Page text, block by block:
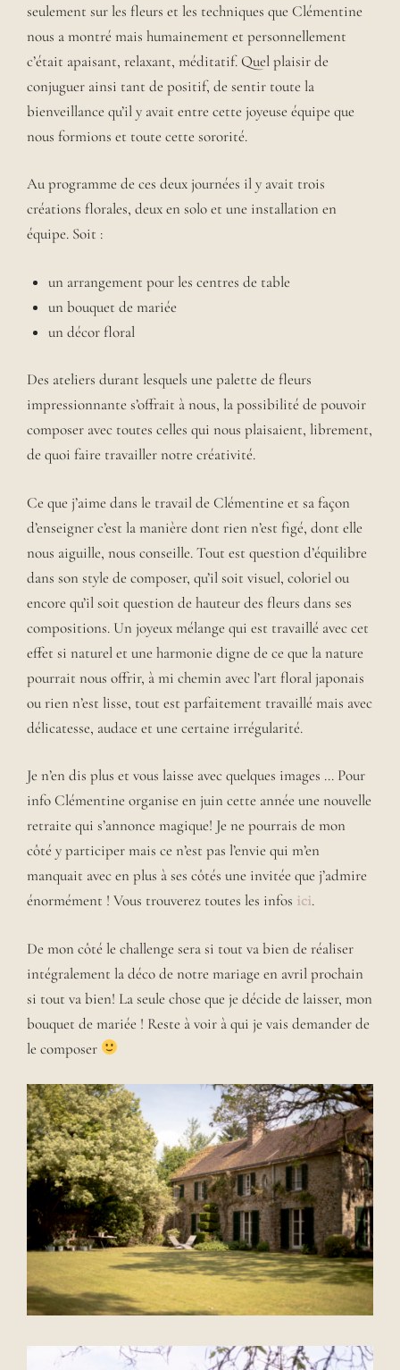
seulement sur les fleurs et les techniques que Clémentine
nous a montré mais humainement et personnellement
c’était apaisant, relaxant, méditatif. Quel plaisir de
conjuguer ainsi tant de positif, de sentir toute la
bienveillance qu’il y avait entre cette joyeuse équipe que
nous formions et toute cette sororité.
Au programme de ces deux journées il y avait trois
créations florales, deux en solo et une installation en
équipe. Soit :
un arrangement pour les centres de table
un bouquet de mariée
un décor floral
Des ateliers durant lesquels une palette de fleurs
impressionnante s’offrait à nous, la possibilité de pouvoir
composer avec toutes celles qui nous plaisaient, librement,
de quoi faire travailler notre créativité.
Ce que j’aime dans le travail de Clémentine et sa façon
d’enseigner c’est la manière dont rien n’est figé, dont elle
nous aiguille, nous conseille. Tout est question d’équilibre
dans son style de composer, qu’il soit visuel, coloriel ou
encore qu’il soit question de hauteur des fleurs dans ses
compositions. Un joyeux mélange qui est travaillé avec cet
effet si naturel et une harmonie digne de ce que la nature
pourrait nous offrir, à mi chemin avec l’art floral japonais
ou rien n’est lisse, tout est parfaitement travaillé mais avec
délicatesse, audace et une certaine irrégularité.
Je n’en dis plus et vous laisse avec quelques images … Pour
info Clémentine organise en juin cette année une nouvelle
retraite qui s’annonce magique! Je ne pourrais de mon
côté y participer mais ce n’est pas l’envie qui m’en
manquait avec en plus à ses côtés une invitée que j’admire
énormément ! Vous trouverez toutes les infos ici.
De mon côté le challenge sera si tout va bien de réaliser
intégralement la déco de notre mariage en avril prochain
si tout va bien! La seule chose que je décide de laisser, mon
bouquet de mariée ! Reste à voir à qui je vais demander de
le composer